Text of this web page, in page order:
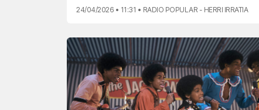
24/04/2026 • 11:31 • RADIO POPULAR - HERRI IRRATIA